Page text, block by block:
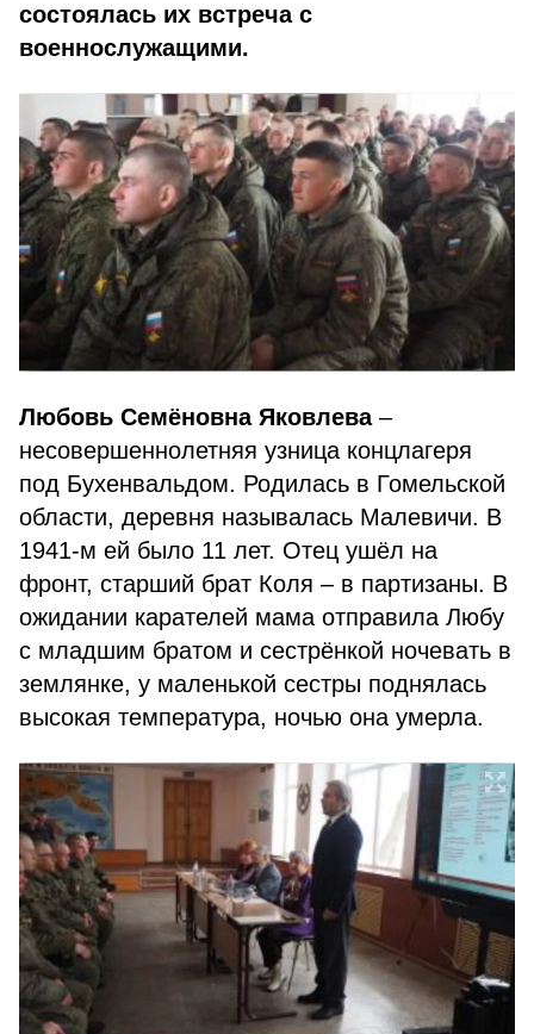
состоялась их встреча с
военнослужащими.
Любовь Семёновна Яковлева–
несовершеннолетняя узница концлагеря
под Бухенвальдом. Родилась в Гомельской
области, деревня называлась Малевичи. В
1941-м ей было 11 лет. Отец ушёл на
фронт, старший брат Коля – в партизаны. В
ожидании карателей мама отправила Любу
с младшим братом и сестрёнкой ночевать в
землянке, у маленькой сестры поднялась
высокая температура, ночью она умерла.